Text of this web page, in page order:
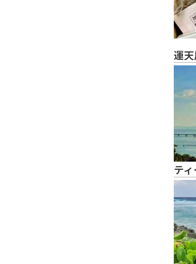
運
テ